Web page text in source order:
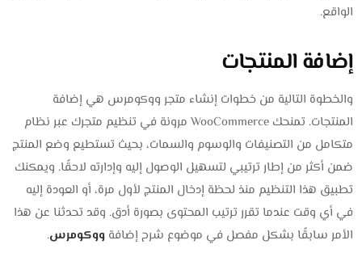
الواقع.
إضافة المنتجات
والخطوة التالية من خطوات إنشاء متجر ووكومرس هي إضافة
المنتجات. تمنحك WooCommerce مرونة في تنظيم متجرك عبر نظام
متكامل من التصنيفات والوسوم والسمات، بحيث تستطيع وضع المنتج
ضمن أكثر من إطار ترتيبي لتسهيل الوصول إليه وإدارته لاحقًا. ويمكنك
تطبيق هذا التنظيم منذ لحظة إدخال المنتج لأول مرة، أو العودة إليه
في أي وقت عندما تقرر ترتيب المحتوى بصورة أدق. وقد تحدثنا عن هذا
الأمر سابقًا بشكل مفصل في موضوع شرح إضافةووكومرس.